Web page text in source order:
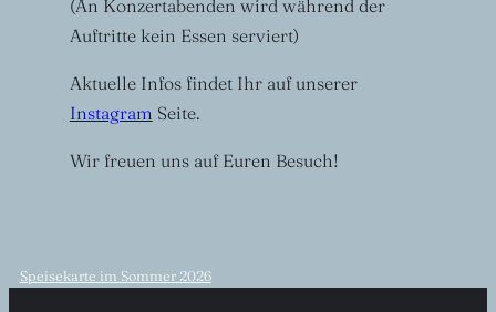
(An Konzertabenden wird während der
Auftritte kein Essen serviert)
Aktuelle Infos findet Ihr auf unserer
Instagram Seite.
Wir freuen uns auf Euren Besuch!
Speisekarte im Sommer 2026